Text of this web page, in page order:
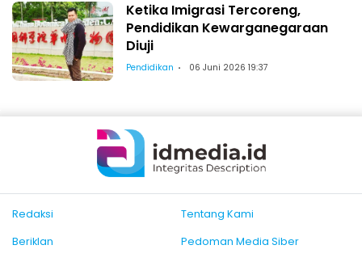
Ketika Imigrasi Tercoreng,
Pendidikan Kewarganegaraan
Diuji
Pendidikan 06 Juni 2026 19:37
Redaksi
Tentang Kami
Beriklan
Pedoman Media Siber